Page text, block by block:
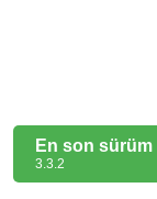
En son sürüm
3.3.2